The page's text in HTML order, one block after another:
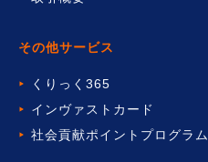
その他サービス
くりっく365
インヴァストカード
社会貢献ポイントプログラム